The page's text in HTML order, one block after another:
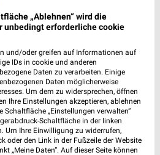
19:00 Uhr | Geschlossen
Bad Segeberg
19:00 Uhr | Geschlossen
1 Prospekt
„Ablehnen“ wird die
unbedingt erforderliche cookie
und/oder greifen auf Informationen auf
IDs in cookie und anderen
Daten zu verarbeiten. Einige
Daten möglicherweise
Um dem zu widersprechen, öffnen
Ihre Einstellungen akzeptieren, ablehnen
Schaltfläche „Einstellungen verwalten“
Schaltfläche in der linken
Um Ihre Einwilligung zu widerrufen,
oder den Link in der Fußzeile der Website
„Meine Daten“. Auf dieser Seite können